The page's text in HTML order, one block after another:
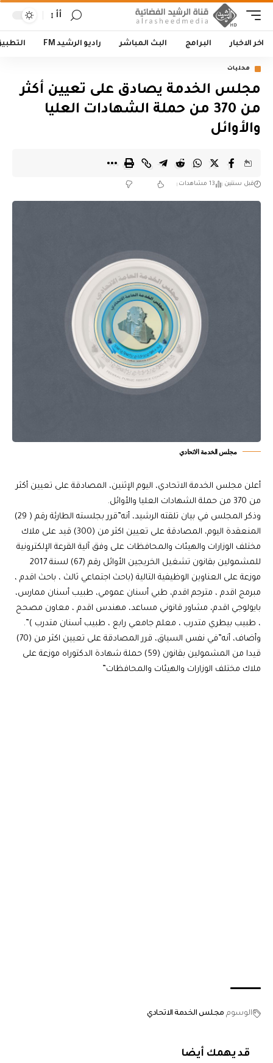
أأ
اخر الاخبار البرامج البث المباشر راديو الرشيد FM
محليات
مجلس الخدمة يصادق على تعيين أكثر
من 370 من حملة الشهادات العليا
والأوائل
قبل سنتين 13 مشاهدات
مجلس الخدمة الاتحادي
أعلن مجلس الخدمة الاتحادي، اليوم الإثنين، المصادقة على تعيين أكثر
من 370 من حملة الشهادات العليا والأوائل.
وذكر المجلس في بيان تلقته الرشيد، أنه”قرر بجلسته الطارئة رقم ( 29)
المنعقدة اليوم، المصادقة على تعيين اكثر من (300) قيد على ملاك
مختلف الوزارات والهيئات والمحافظات على وفق آلية القرعة الإلكترونية
للمشمولين بقانون تشغيل الخريجين الأوائل رقم (67) لسنة 2017
موزعة على العناوين الوظيفية التالية (باحث اجتماعي ثالث ، باحث اقدم ،
مبرمج اقدم ، مترجم اقدم، طبي أسنان عمومي، طبيب أسنان ممارس،
بايولوجي اقدم، مشاور قانوني مساعد، مهندس اقدم ، معاون مصحح
، طبيب بيطري متدرب ، معلم جامعي رابع ، طبيب أسنان متدرب )”.
وأضاف، أنه”في نفس السياق، قرر المصادقة على تعيين اكثر من (70)
قيدا من المشمولين بقانون (59) حملة شهادة الدكتوراه موزعة على
ملاك مختلف الوزارات والهيئات والمحافظات”
الوسوم مجلس الخدمة الاتحادي
قد يهمك أيضا